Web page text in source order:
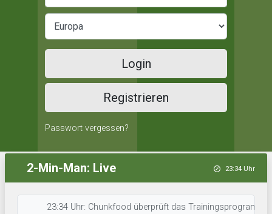
Login
Registrieren
Passwort vergessen?
2-Min-Man: Live 23:34 Uhr
23:34 Uhr: Chunkfood überprüft das Trainingsprogramm. •